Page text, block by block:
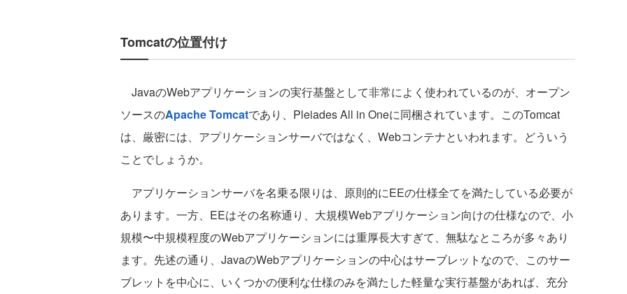
Tomcatの位置付け
JavaのWebアプリケーションの実行基盤として非常によく使われているのが、オープン
ソースのApache Tomcatであり、Pleiades All in Oneに同梱されています。このTomcat
は、厳密には、アプリケーションサーバではなく、Webコンテナといわれます。どういう
ことでしょうか。
アプリケーションサーバを名乗る限りは、原則的にEEの仕様全てを満たしている必要が
あります。一方、EEはその名称通り、大規模Webアプリケーション向けの仕様なので、小
規模〜中規模程度のWebアプリケーションには重厚長大すぎて、無駄なところが多々あり
ます。先述の通り、JavaのWebアプリケーションの中心はサーブレットなので、このサー
ブレットを中心に、いくつかの便利な仕様のみを満たした軽量な実行基盤があれば、充分